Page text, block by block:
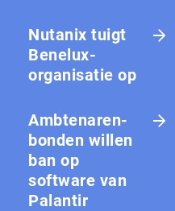
Nutanix tuigt
Benelux-
organisatie op
Amb­te­na­ren­
bon­den willen
ban op
software van
Palantir